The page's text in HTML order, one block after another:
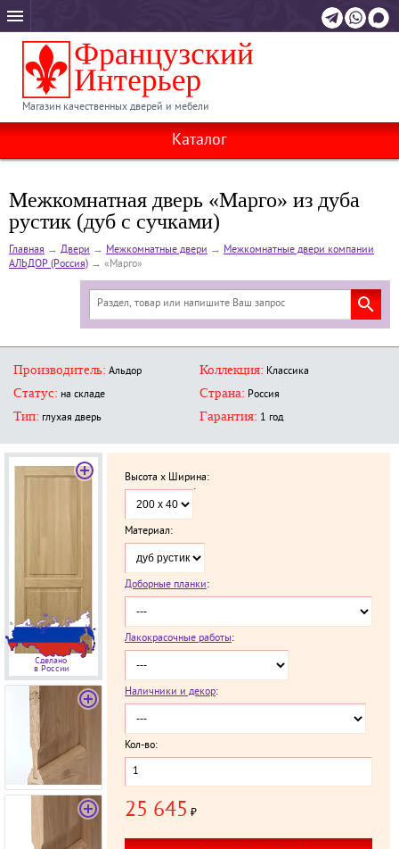
Магазин качественных дверей и мебели
Каталог
Межкомнатная дверь «Марго» из дуба
рустик (дуб с сучками)
Главная → Двери → Межкомнатные двери → Межкомнатные двери компании
АЛЬДОР (Россия) → «Марго»
Производитель: Альдор Коллекция: Классика
Статус: на складе Страна: Россия
Тип: глухая дверь Гарантия: 1 год
Сделано
в России
Высота x Ширина:
Материал:
Доборные планки:
Лакокрасочные работы:
Наличники и декор:
Кол-во:
`
25 645 ₽